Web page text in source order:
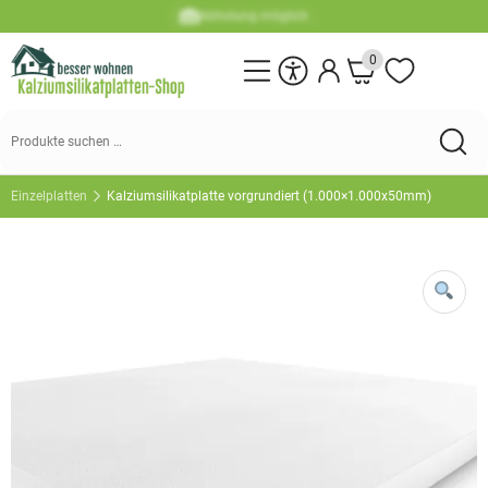
Abholung möglich
0
Suchen
Einzelplatten Kalziumsilikatplatte vorgrundiert (1.000×1.000x50mm)